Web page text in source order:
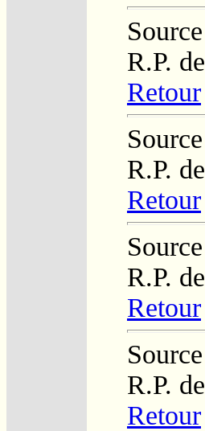
R.P.
Retour
R.P.
Retour
R.P.
Retour
R.P.
Retour